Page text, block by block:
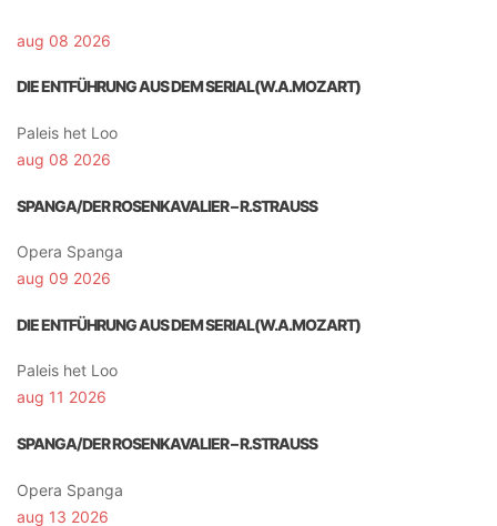
aug 08 2026
DIE ENTFÜHRUNG AUS DEM SERIAL(W.A.MOZART)
Paleis het Loo
aug 08 2026
SPANGA/DER ROSENKAVALIER – R.STRAUSS
Opera Spanga
aug 09 2026
DIE ENTFÜHRUNG AUS DEM SERIAL(W.A.MOZART)
Paleis het Loo
aug 11 2026
SPANGA/DER ROSENKAVALIER – R.STRAUSS
Opera Spanga
aug 13 2026